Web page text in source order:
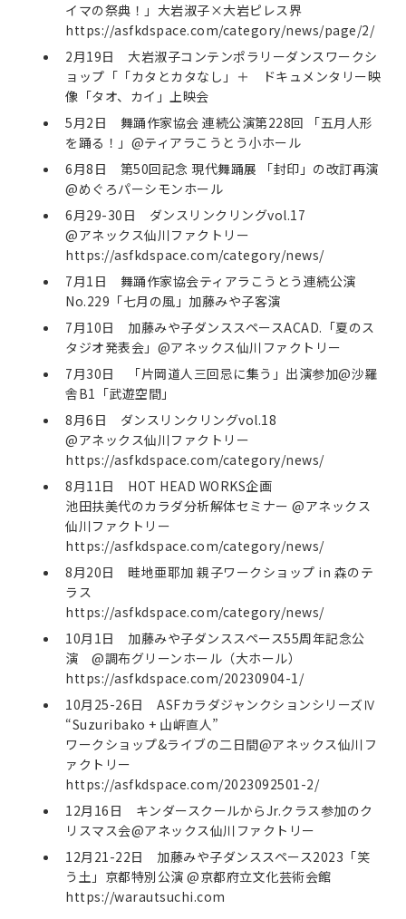
イマの祭典！」大岩淑子×大岩ピレス界
https://asfkdspace.com/category/news/page/2/
2月19日 大岩淑子コンテンポラリーダンスワークシ
ョップ「「カタとカタなし」＋ ドキュメンタリー映
像「タオ、カイ」上映会
5月2日 舞踊作家協会 連続公演第228回 「五月人形
を踊る！」@ティアラこうとう小ホール
6月8日 第50回記念 現代舞踊展 「封印」の改訂再演
@めぐろパーシモンホール
6月29-30日 ダンスリンクリングvol.17
@アネックス仙川ファクトリー
https://asfkdspace.com/category/news/
7月1日 舞踊作家協会ティアラこうとう連続公演
No.229「七月の風」加藤みや子客演
7月10日 加藤みや子ダンススペースACAD.「夏のス
タジオ発表会」@アネックス仙川ファクトリー
7月30日 「片岡道人三回忌に集う」出演参加@沙羅
舎B1「武遊空間」
8月6日 ダンスリンクリングvol.18
@アネックス仙川ファクトリー
https://asfkdspace.com/category/news/
8月11日 HOT HEAD WORKS企画
池田扶美代のカラダ分析解体セミナー @アネックス
仙川ファクトリー
https://asfkdspace.com/category/news/
8月20日 畦地亜耶加 親子ワークショップ in 森のテ
ラス
https://asfkdspace.com/category/news/
10月1日 加藤みや子ダンススペース55周年記念公
演 @調布グリーンホール（大ホール）
https://asfkdspace.com/20230904-1/
10月25-26日 ASFカラダジャンクションシリーズⅣ
“Suzuribako + 山㟁直人”
ワークショップ&ライブの二日間@アネックス仙川フ
ァクトリー
https://asfkdspace.com/2023092501-2/
12月16日 キンダースクールからJr.クラス参加のク
リスマス会@アネックス仙川ファクトリー
12月21-22日 加藤みや子ダンススペース2023「笑
う土」京都特別公演 @京都府立文化芸術会館
https://warautsuchi.com